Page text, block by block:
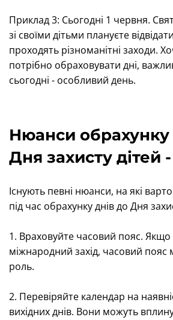
Приклад 3: Сьогодні 1 червня.
зі своїми дітьми плануєте
проходять різноманітні заходи.
потрібно обраховувати дні,
сьогодні - особливий день.
Нюанси обрахунку
Дня захисту дітей
Існують певні нюанси, на які
під час обрахунку днів до Дня
1. Враховуйте часовий пояс. Якщо
міжнародний захід, часовий пояс
роль.
2. Перевіряйте календар на
вихідних днів. Вони можуть